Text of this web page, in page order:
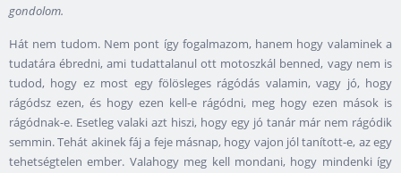
gondolom.
Hát nem tudom. Nem pont így fogalmazom, hanem hogy valaminek a
tudatára ébredni, ami tudattalanul ott motoszkál benned, vagy nem is
tudod, hogy ez most egy fölösleges rágódás valamin, vagy jó, hogy
rágódsz ezen, és hogy ezen kell-e rágódni, meg hogy ezen mások is
rágódnak-e. Esetleg valaki azt hiszi, hogy egy jó tanár már nem rágódik
semmin. Tehát akinek fáj a feje másnap, hogy vajon jól tanított-e, az egy
tehetségtelen ember. Valahogy meg kell mondani, hogy mindenki így